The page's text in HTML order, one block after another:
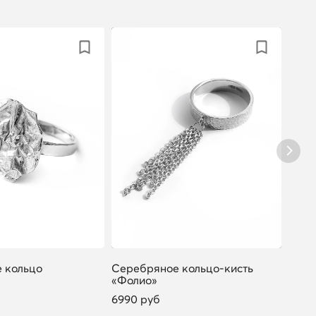
кольцо
Серебряное кольцо-кисть
«Фолио»
6990 руб